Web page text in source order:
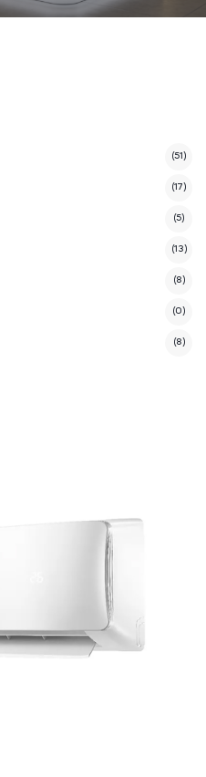
(51)
(17)
(5)
(13)
(8)
(0)
(8)